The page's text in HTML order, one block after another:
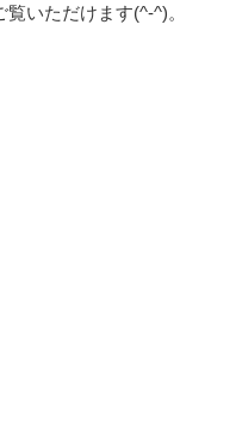
いただけます(^-^)。